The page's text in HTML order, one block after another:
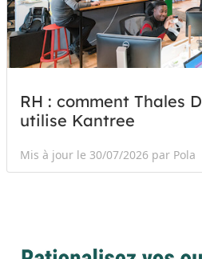
RH : comment Thales
utilise Kantree
Mis à jour le 30/07/2026 par Pola